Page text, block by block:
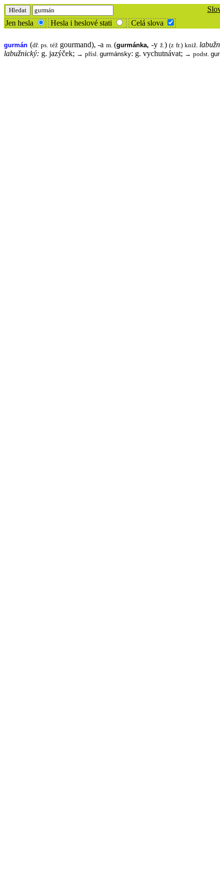
Jen hesla
Hesla i heslové stati Celá slova
gurmán (dř. ps. též gourmand), -a m.(gurmánka,-y ž.)(z fr.) kniž.
labužnický: g. jazýček; → přísl. gurmánsky: g. vychutnávat; → podst.